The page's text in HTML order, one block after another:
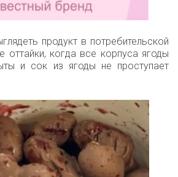
продукт в потребительской
оттайки, когда все корпуса ягоды
и сок из ягоды не проступает